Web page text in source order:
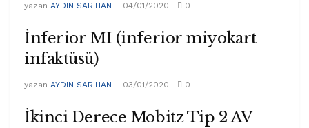
yazan AYDIN SARIHAN 04/01/2020 0
İnferior MI (inferior miyokart
infaktüsü)
yazan AYDIN SARIHAN 03/01/2020 0
İkinci Derece Mobitz Tip 2 AV